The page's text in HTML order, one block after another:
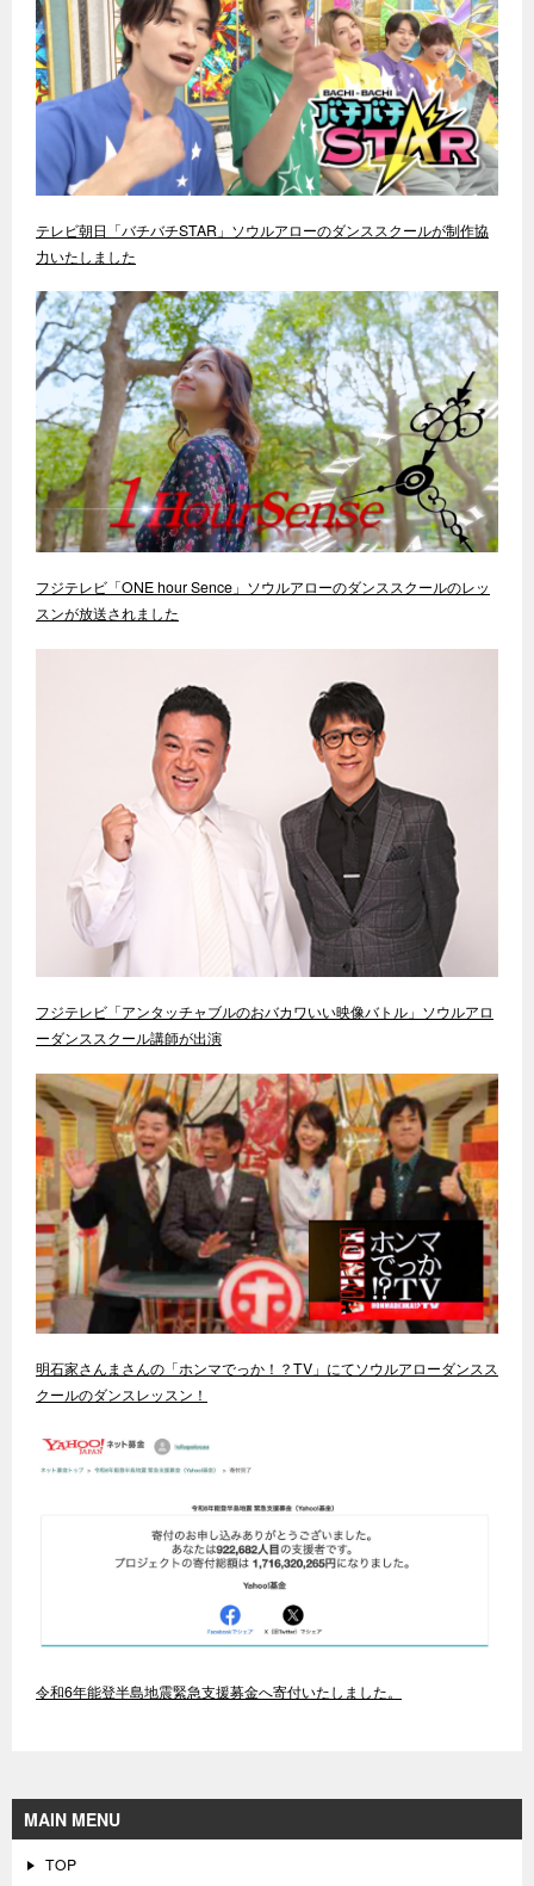
テレビ朝日「バチバチSTAR」ソウルアローのダンススクールが制作協
力いたしました
フジテレビ「ONE hour Sence」ソウルアローのダンススクールのレッ
スンが放送されました
フジテレビ「アンタッチャブルのおバカワいい映像バトル」ソウルアロ
ーダンススクール講師が出演
明石家さんまさんの「ホンマでっか！？TV」にてソウルアローダンスス
クールのダンスレッスン！
令和6年能登半島地震緊急支援募金へ寄付いたしました。
MAIN MENU
TOP